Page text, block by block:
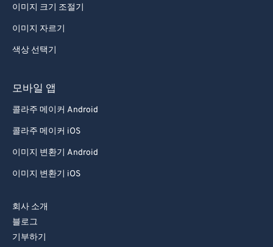
이미지 크기 조절기
이미지 자르기
색상 선택기
모바일 앱
콜라주 메이커 Android
콜라주 메이커 iOS
이미지 변환기 Android
이미지 변환기 iOS
회사 소개
블로그
기부하기